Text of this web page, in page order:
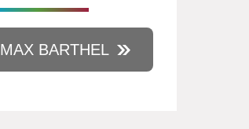
MAX BARTHEL